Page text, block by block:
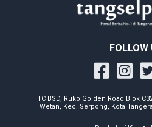
FOLLOW
ITC BSD, Ruko Golden Road Blok
Wetan, Kec. Serpong, Kota